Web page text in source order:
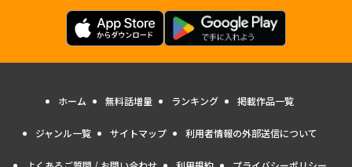
ホーム 無料話増量 ランキング 掲載作品一覧
ジャンル一覧 サイトマップ 利用者情報の外部送信について